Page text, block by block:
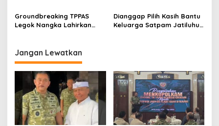
Sebarkan Lokasi Penjualan
Narkotika
Groundbreaking TPPAS
Legok Nangka Lahirkan
Bandung Raya
Dianggap Pilih Kasih Bantu
Keluarga Satpam Jatiluhur
Jangan Lewatkan